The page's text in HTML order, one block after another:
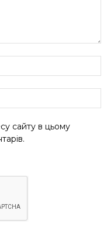
сайту в цьому